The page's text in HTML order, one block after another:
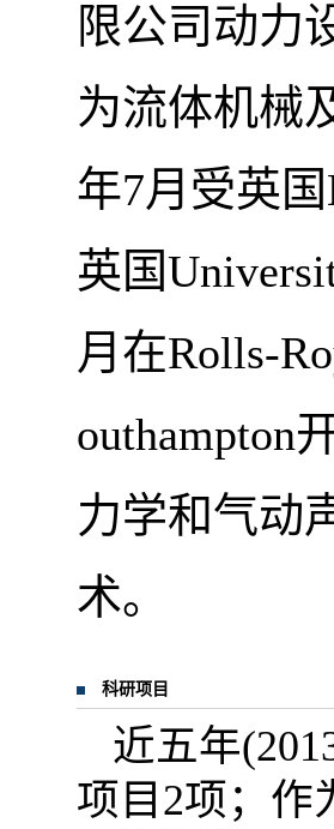
限公司动力
为流体机械
年7月受英
英国
月在Rolls-
outhampton
力学和气动
术。
科研项目
近五年
项目2项；作